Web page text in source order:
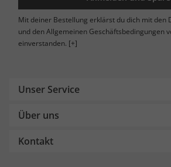
Mit deiner Bestellung erklärst du dich mit den
und den Allgemeinen Geschäftsbedingungen
einverstanden. [+]
Unser Service
Über uns
Kontakt